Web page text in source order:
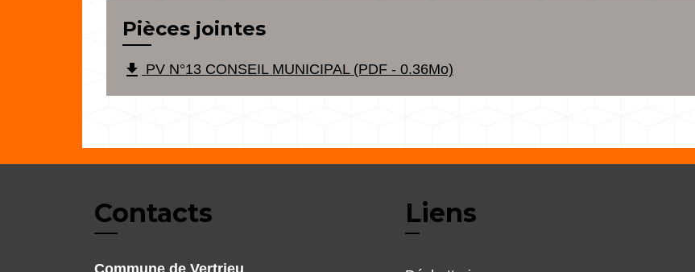
Pièces jointes
file_download PV N°13 CONSEIL MUNICIPAL (PDF - 0.36Mo)
Contacts Liens